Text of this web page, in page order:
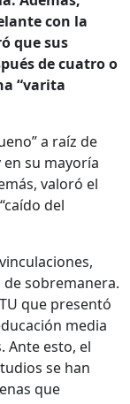
con la
que sus
de cuatro o
“varita
a raíz de
su mayoría
valoró el
del
sobremanera.
que presentó
media
Ante esto, el
se han
que